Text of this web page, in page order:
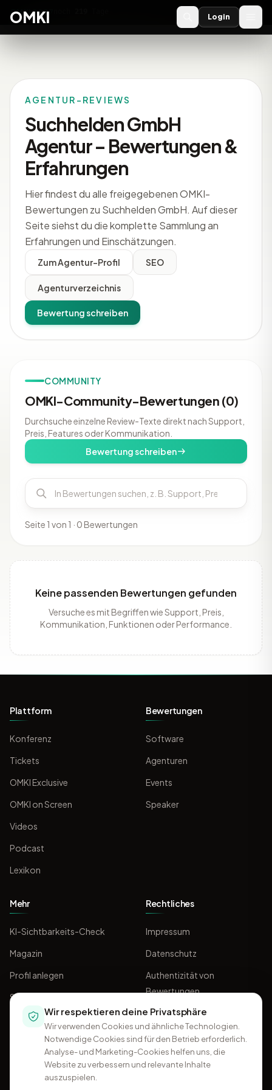
OMKI 2027
OMKI Login
AGENTUR-REVIEWS
Suchhelden GmbH
Agentur – Bewertungen &
Erfahrungen
Hier findest du alle freigegebenen OMKI-
Bewertungen zu Suchhelden GmbH. Auf dieser
Seite siehst du die komplette Sammlung an
Erfahrungen und Einschätzungen.
Zum Agentur-Profil SEO
Agenturverzeichnis
Bewertung schreiben
COMMUNITY
OMKI-Community-Bewertungen (0)
Durchsuche einzelne Review-Texte direkt nach Support,
Preis, Features oder Kommunikation.
Bewertung schreiben
Seite 1 von 1 · 0 Bewertungen
Keine passenden Bewertungen gefunden
Versuche es mit Begriffen wie Support, Preis,
Kommunikation, Funktionen oder Performance.
Plattform
Konferenz
Tickets
OMKI Exclusive
OMKI on Screen
Videos
Podcast
Lexikon
Bewertungen
Software
Agenturen
Events
Speaker
Mehr
KI-Sichtbarkeits-Check
Magazin
Profil anlegen
Sponsoring
Rechtliches
Impressum
Datenschutz
Authentizität von
Bewertungen
AGB
Wir respektieren deine Privatsphäre
Wir verwenden Cookies und ähnliche Technologien.
Notwendige Cookies sind für den Betrieb erforderlich.
Analyse- und Marketing-Cookies helfen uns, die
Website zu verbessern und relevante Inhalte
auszuspielen.